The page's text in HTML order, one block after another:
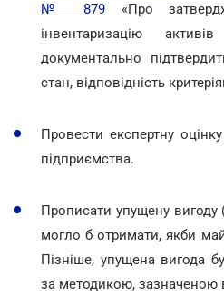
№ 879«Про
інвентаризацію
документально
стан, відповідність
Провести експертну
підприємства.
Прописати упущену вигоду
могло б отримати, якби
Пізніше, упущена вигода
за методикою, зазначеною